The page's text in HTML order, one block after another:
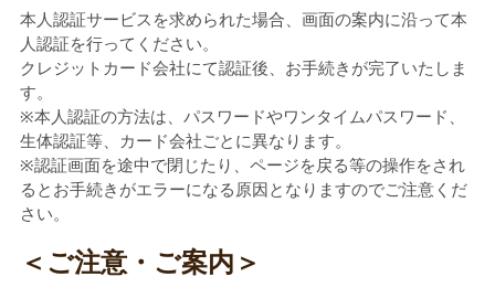
本人認証サービスを求められた場合、画面の案内に沿って本
人認証を行ってください。
クレジットカード会社にて認証後、お手続きが完了いたしま
す。
※本人認証の方法は、パスワードやワンタイムパスワード、
生体認証等、カード会社ごとに異なります。
※認証画面を途中で閉じたり、ページを戻る等の操作をされ
るとお手続きがエラーになる原因となりますのでご注意くだ
さい。
＜ご注意・ご案内＞